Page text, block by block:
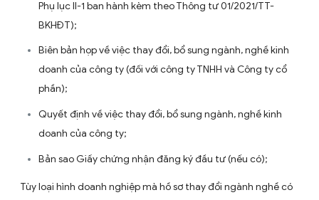
hành nghề
Khi đăng ký thay đổi, bổ sung không cần cung cấp
Doanh nghiệp phải đảm bảo trong quá trình hoạt
có đủ chứng chỉ hành nghề (nếu không là thành
công ty nộp kèm Hợp đồng lao động và quyết định
nhiệm chức danh tương ứng).